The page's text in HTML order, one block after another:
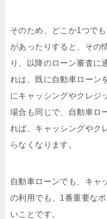
そのため、どこか1つで
があったりすると、その
り、以降のローン審査に
れは、既に自動車ローン
にキャッシングやクレジ
場合も同じで、自動車ロ
れば、キャッシングやク
らなくなります。
自動車ローンでも、キャ
の利用でも、1番重要な
いことです。